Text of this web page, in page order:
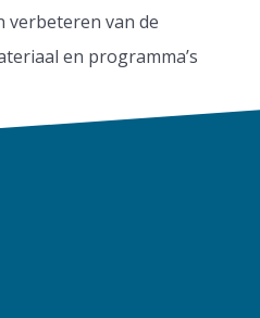
verbeteren van de
en programma’s